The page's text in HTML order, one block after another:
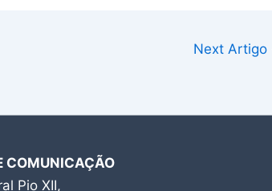
Next Artigo
COMUNICAÇÃO
Pio XII,